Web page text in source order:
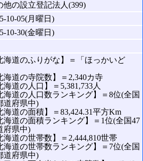
他の設立登記法人(399)
10-05(月曜日)
10-30(金曜日)
海道のふりがな】＝「ほっかいど
海道の寺院数】＝2,340カ寺
海道の人口】＝5,381,733人
海道の人口数ランキング】＝8位(全国
道府県中)
海道の面積】＝83,424.31平方Km
海道の面積ランキング】＝1位(全国47
府県中)
海道の世帯数】＝2,444,810世帯
海道の世帯数ランキング】＝7位(全国
道府県中)